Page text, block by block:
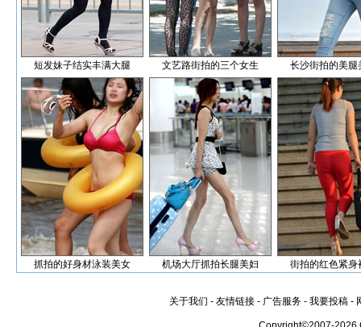
短发妹子结实丰满大腿 文艺路街拍的三个女生 长沙街拍的美腿
抓拍的好身材泳装美女 机场大厅抓拍长腿美妇 街拍的红色紧身
关于我们 - 友情链接 - 广告服务 - 我要投稿 -